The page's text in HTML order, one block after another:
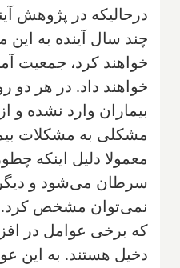
درحالیکه در پژوهش
چند سال آینده به این
خواهند کرد، جمعیت
خواهند داد. در هر
بیماران وارد نشده و
مشکلی به مشکلات
معمولا دلیل اینکه
سرطان می‌شود و
نمی‌توان مشخص کرد.
که برخی عوامل در
دخیل هستند. به این